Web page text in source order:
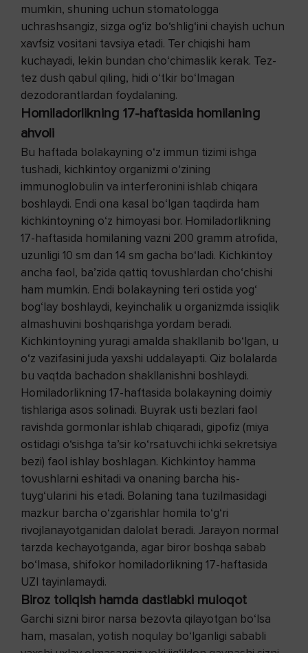
mumkin, shuning uchun stomatologga
uchrashsangiz, sizga og‘iz bo‘shlig‘ini chayish uchun
xavfsiz vositani tavsiya etadi. Ter chiqishi ham
kuchayadi, lekin bundan cho‘chimaslik kerak. Tez-
tez dush qabul qiling, hidi o‘tkir bo‘lmagan
dezodorantlardan foydalaning.
Homiladorlikning 17-haftasida homilaning
ahvoli
Bu haftada bolakayning o‘z immun tizimi ishga
tushadi, kichkintoy organizmi o‘zining
immunoglobulin va interferonini ishlab chiqara
boshlaydi. Endi ona kasal bo‘lgan taqdirda ham
kichkintoyning o‘z himoyasi bor. Homiladorlikning
17-haftasida homilaning vazni 200 gramm atrofida,
uzunligi 10 sm dan 14 sm gacha bo‘ladi. Kichkintoy
ancha faol, ba’zida qattiq tovushlardan cho‘chishi
ham mumkin. Endi bolakayning teri ostida yog‘
bog‘lay boshlaydi, keyinchalik u organizmda issiqlik
almashuvini boshqarishga yordam beradi.
Kichkintoyning yuragi amalda shakllanib bo‘lgan, u
o‘z vazifasini juda yaxshi uddalayapti. Qiz bolalarda
bu vaqtda bachadon shakllanishni boshlaydi.
Homiladorlikning 17-haftasida bolakayning doimiy
tishlariga asos solinadi. Buyrak usti bezlari faol
ravishda gormonlar ishlab chiqaradi, gipofiz (miya
ostidagi o‘sishga ta’sir ko‘rsatuvchi ichki sekretsiya
bezi) faol ishlay boshlagan. Kichkintoy hamma
tovushlarni eshitadi va onaning barcha his-
tuyg‘ularini his etadi. Bolaning tana tuzilmasidagi
mazkur barcha o‘zgarishlar homila to‘g‘ri
rivojlanayotganidan dalolat beradi. Jarayon normal
tarzda kechayotganda, agar biror boshqa sabab
bo‘lmasa, shifokor homiladorlikning 17-haftasida
UZI tayinlamaydi.
Biroz toliqish hamda dastlabki muloqot
Garchi sizni biror narsa bezovta qilayotgan bo‘lsa
ham, masalan, yotish noqulay bo‘lganligi sababli